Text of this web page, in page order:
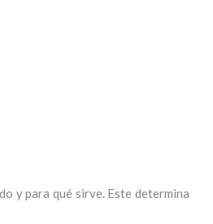
y para qué sirve. Este determina